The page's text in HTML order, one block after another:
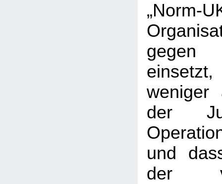
gegen
weniger
der
und
der